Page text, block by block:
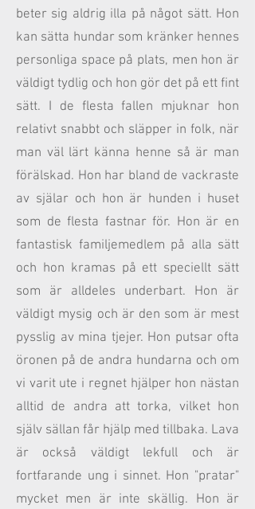
beter sig aldrig illa på något sätt. Hon
kan sätta hundar som kränker hennes
personliga space på plats, men hon är
väldigt tydlig och hon gör det på ett fint
sätt. I de flesta fallen mjuknar hon
relativt snabbt och släpper in folk, när
man väl lärt känna henne så är man
förälskad. Hon har bland de vackraste
av själar och hon är hunden i huset
som de flesta fastnar för. Hon är en
fantastisk familjemedlem på alla sätt
och hon kramas på ett speciellt sätt
som är alldeles underbart. Hon är
väldigt mysig och är den som är mest
pysslig av mina tjejer. Hon putsar ofta
öronen på de andra hundarna och om
vi varit ute i regnet hjälper hon nästan
alltid de andra att torka, vilket hon
själv sällan får hjälp med tillbaka. Lava
är också väldigt lekfull och är
fortfarande ung i sinnet. Hon "pratar"
mycket men är inte skällig. Hon är